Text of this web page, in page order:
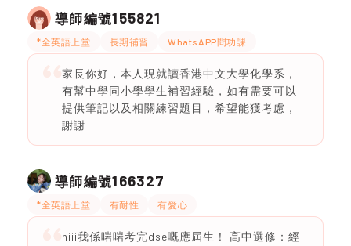
導師編號155821
*全英語上堂 長期補習 WhatsAPP問功課
家長你好，本人現就讀香港中文大學化學系，
有幫中學同小學學生補習經驗，如有需要可以
提供筆記以及相關練習題目，希望能獲考慮，
謝謝
導師編號166327
*全英語上堂 有耐性 有愛心
hiii我係啱啱考完dse嘅應屆生！ 高中選修：經